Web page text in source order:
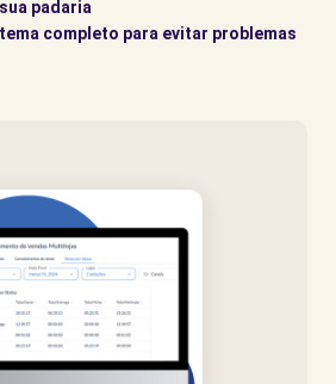
padaria
completo para evitar problemas